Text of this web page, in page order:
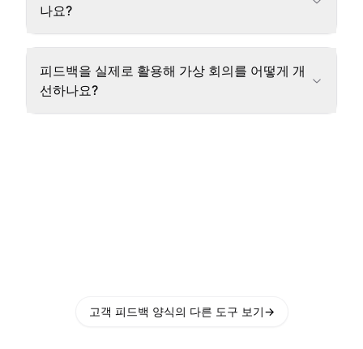
나요?
피드백을 실제로 활용해 가상 회의를 어떻게 개
선하나요?
고객 피드백 양식의 다른 도구 보기→